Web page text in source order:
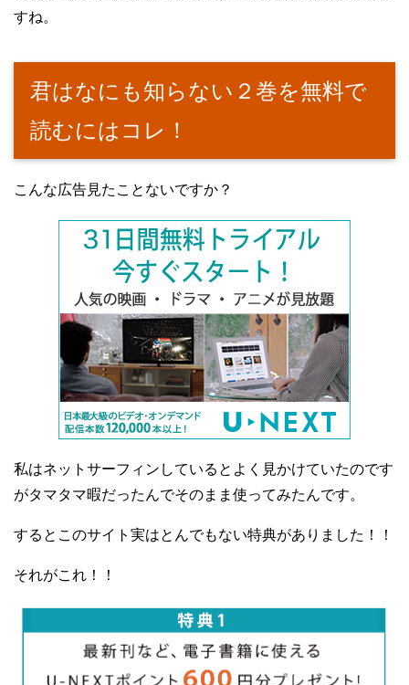
すね。
君はなにも知らない２巻を無料で
読むにはコレ！
こんな広告見たことないですか？
私はネットサーフィンしているとよく見かけていたのです
がタマタマ暇だったんでそのまま使ってみたんです。
するとこのサイト実はとんでもない特典がありました！！
それがこれ！！